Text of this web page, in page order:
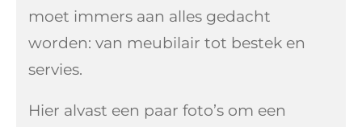
moet immers aan alles gedacht
worden: van meubilair tot bestek en
servies.
Hier alvast een paar foto’s om een